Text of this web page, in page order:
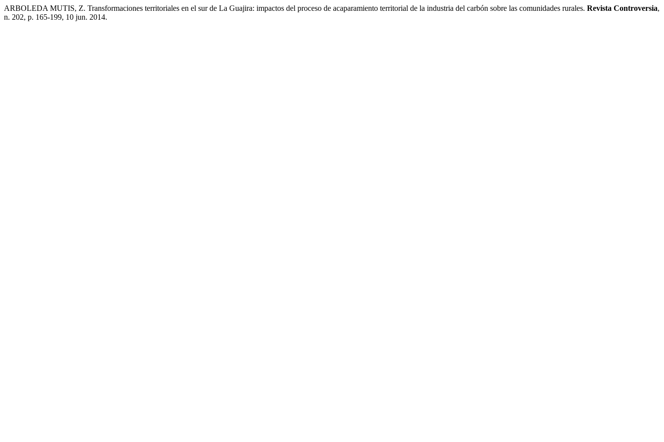
ARBOLEDA MUTIS, Z. Transformaciones territoriales en el sur de La Guajira: impactos del proceso de acaparamiento territorial de la industria del carbón sobre las comunidades rurales. Revista Controversia,
n. 202, p. 165-199, 10 jun. 2014.